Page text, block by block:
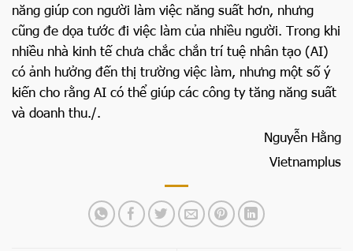
năng giúp con người làm việc năng suất hơn, nhưng
cũng đe dọa tước đi việc làm của nhiều người. Trong khi
nhiều nhà kinh tế chưa chắc chắn trí tuệ nhân tạo (AI)
có ảnh hưởng đến thị trường việc làm, nhưng một số ý
kiến cho rằng AI có thể giúp các công ty tăng năng suất
và doanh thu./.
Nguyễn Hằng
Vietnamplus